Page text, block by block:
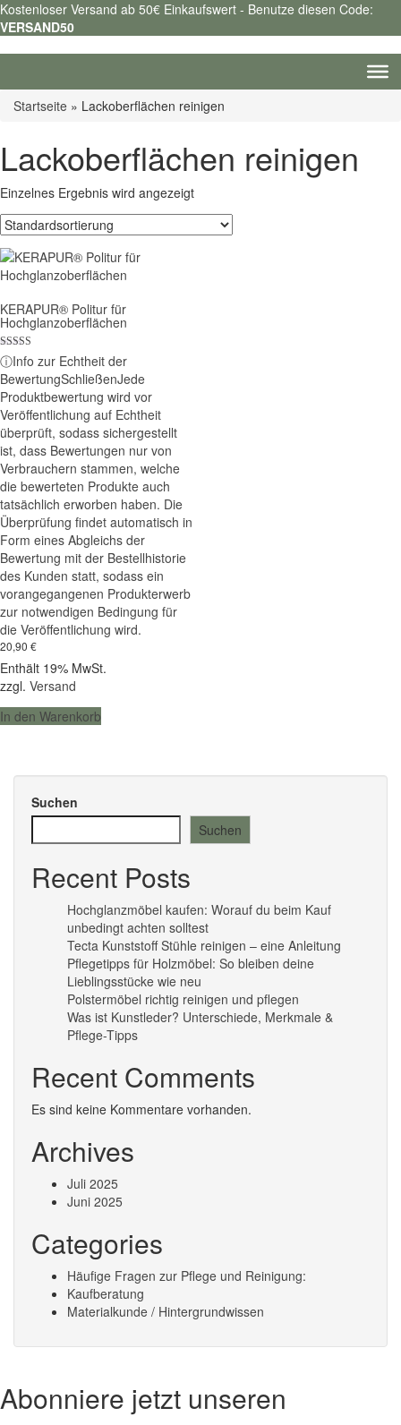
Kostenloser Versand ab 50€ Einkaufswert - Benutze diesen Code:
VERSAND50
Startseite » Lackoberflächen reinigen
Lackoberflächen reinigen
Einzelnes Ergebnis wird angezeigt
KERAPUR® Politur für
Hochglanzoberflächen
Bewertet mit
5.00
von 5
ⓘInfo zur Echtheit der
BewertungSchließenJede
Produktbewertung wird vor
Veröffentlichung auf Echtheit
überprüft, sodass sichergestellt
ist, dass Bewertungen nur von
Verbrauchern stammen, welche
die bewerteten Produkte auch
tatsächlich erworben haben. Die
Überprüfung findet automatisch in
Form eines Abgleichs der
Bewertung mit der Bestellhistorie
des Kunden statt, sodass ein
vorangegangenen Produkterwerb
zur notwendigen Bedingung für
die Veröffentlichung wird.
20,90 €
Enthält 19% MwSt.
zzgl. Versand
In den Warenkorb
Suchen
Suchen
Recent Posts
Hochglanzmöbel kaufen: Worauf du beim Kauf
unbedingt achten solltest
Tecta Kunststoff Stühle reinigen – eine Anleitung
Pflegetipps für Holzmöbel: So bleiben deine
Lieblingsstücke wie neu​
Polstermöbel richtig reinigen und pflegen
Was ist Kunstleder? Unterschiede, Merkmale &
Pflege-Tipps
Recent Comments
Es sind keine Kommentare vorhanden.
Archives
Juli 2025
Juni 2025
Categories
Häufige Fragen zur Pflege und Reinigung:
Kaufberatung
Materialkunde / Hintergrundwissen
Abonniere jetzt unseren